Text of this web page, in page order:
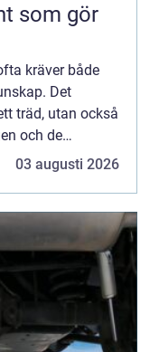
kräver både
Det
träd, utan också
och de
03 augusti 2026